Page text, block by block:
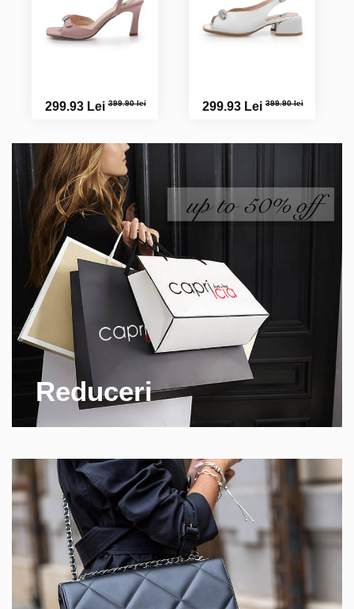
299.93 Lei399.90 lei 299.93 Lei399.90 lei
Reduceri